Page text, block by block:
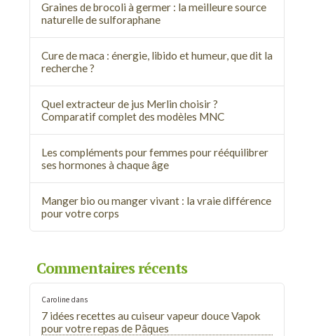
Graines de brocoli à germer : la meilleure source
naturelle de sulforaphane
Cure de maca : énergie, libido et humeur, que dit la
recherche ?
Quel extracteur de jus Merlin choisir ?
Comparatif complet des modèles MNC
Les compléments pour femmes pour rééquilibrer
ses hormones à chaque âge
Manger bio ou manger vivant : la vraie différence
pour votre corps
Commentaires récents
Carolinedans
7 idées recettes au cuiseur vapeur douce Vapok
pour votre repas de Pâques